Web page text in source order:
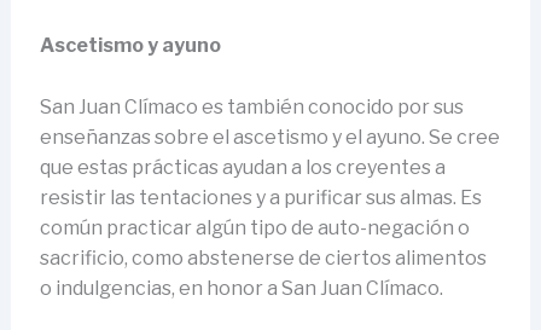
Ascetismo y ayuno
San Juan Clímaco es también conocido por sus
enseñanzas sobre el ascetismo y el ayuno. Se cree
que estas prácticas ayudan a los creyentes a
resistir las tentaciones y a purificar sus almas. Es
común practicar algún tipo de auto-negación o
sacrificio, como abstenerse de ciertos alimentos
o indulgencias, en honor a San Juan Clímaco.